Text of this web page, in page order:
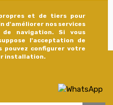
et de tiers pour
d'améliorer nos services
navigation. Si vous
l'acceptation de
pouvez configurer votre
installation.
newsletter